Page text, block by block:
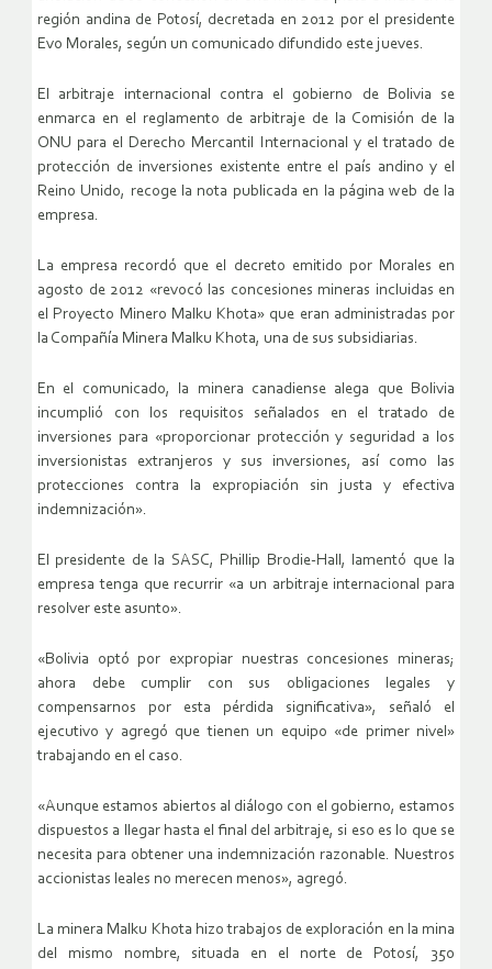
región andina de Potosí, decretada en 2012 por el presidente
Evo Morales, según un comunicado difundido este jueves.
El arbitraje internacional contra el gobierno de Bolivia se
enmarca en el reglamento de arbitraje de la Comisión de la
ONU para el Derecho Mercantil Internacional y el tratado de
protección de inversiones existente entre el país andino y el
Reino Unido, recoge la nota publicada en la página web de la
empresa.
La empresa recordó que el decreto emitido por Morales en
agosto de 2012 «revocó las concesiones mineras incluidas en
el Proyecto Minero Malku Khota» que eran administradas por
la Compañía Minera Malku Khota, una de sus subsidiarias.
En el comunicado, la minera canadiense alega que Bolivia
incumplió con los requisitos señalados en el tratado de
inversiones para «proporcionar protección y seguridad a los
inversionistas extranjeros y sus inversiones, así como las
protecciones contra la expropiación sin justa y efectiva
indemnización».
El presidente de la SASC, Phillip Brodie-Hall, lamentó que la
empresa tenga que recurrir «a un arbitraje internacional para
resolver este asunto».
«Bolivia optó por expropiar nuestras concesiones mineras;
ahora debe cumplir con sus obligaciones legales y
compensarnos por esta pérdida significativa», señaló el
ejecutivo y agregó que tienen un equipo «de primer nivel»
trabajando en el caso.
«Aunque estamos abiertos al diálogo con el gobierno, estamos
dispuestos a llegar hasta el final del arbitraje, si eso es lo que se
necesita para obtener una indemnización razonable. Nuestros
accionistas leales no merecen menos», agregó.
La minera Malku Khota hizo trabajos de exploración en la mina
del mismo nombre, situada en el norte de Potosí, 350